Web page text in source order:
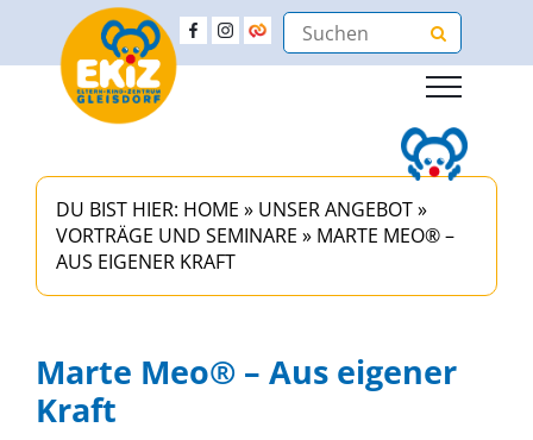
DU BIST HIER: HOME » UNSER ANGEBOT»
VORTRÄGE UND SEMINARE » MARTE MEO® –
AUS EIGENER KRAFT
Marte Meo® – Aus eigener
Kraft